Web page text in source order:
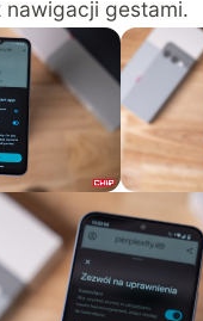
nawigacji gestami.